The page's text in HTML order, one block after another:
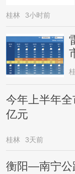
桂林 3小时前
今年上半年
亿元
桂林 3天前
衡阳—南宁公